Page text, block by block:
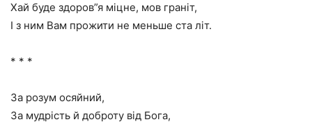
Хай буде здоров”я міцне, мов граніт,
І з ним Вам прожити не меньше ста літ.
* * *
За розум осяйний,
За мудрість й доброту від Бога,